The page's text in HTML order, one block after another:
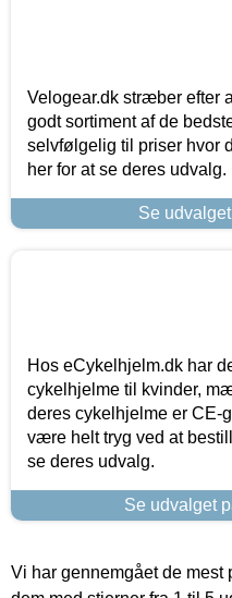
Velogear.dk stræber efter
godt sortiment af de
selvfølgelig til priser hvor
her for at se deres udvalg.
Se
Hos eCykelhjelm.dk har
cykelhjelme til kvinder,
deres cykelhjelme er CE-
være helt tryg ved at
se deres udvalg.
Se udvalget
Vi har gennemgået de